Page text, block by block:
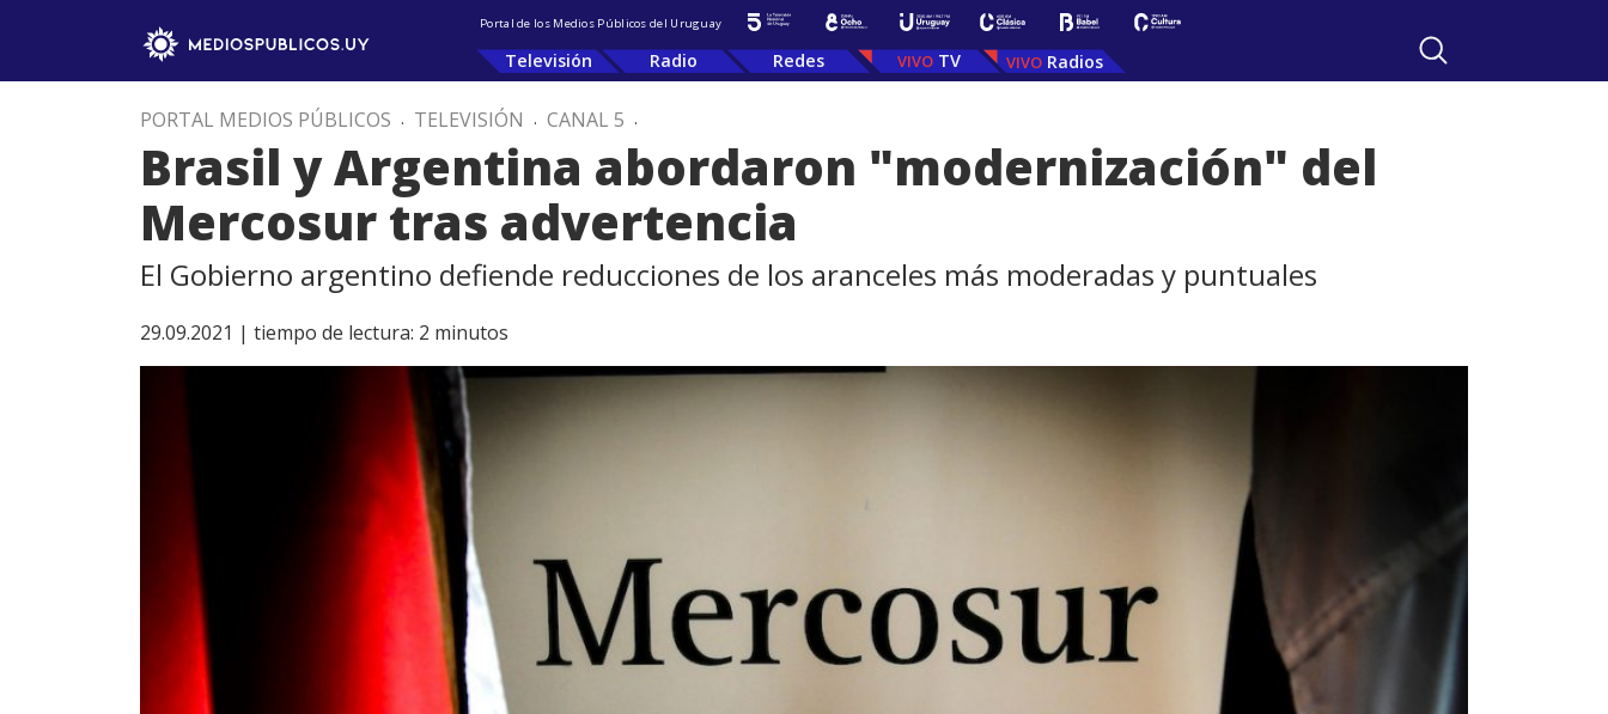
Portal de los Medios Públicos del Uruguay
Televisión Radio Redes TV Radios
PORTAL MEDIOS PÚBLICOS . TELEVISIÓN . CANAL 5 .
Brasil y Argentina abordaron "modernización" del
Mercosur tras advertencia
El Gobierno argentino defiende reducciones de los aranceles más moderadas y puntuales
29.09.2021 | tiempo de lectura: 2 minutos